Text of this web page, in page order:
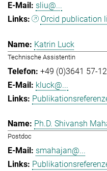
sliu@...
Orcid publication
Katrin Luck
Technische Assistentin
+49 (0)3641 57-
kluck@...
Ph.D. Shivansh
Postdoc
smahajan@...